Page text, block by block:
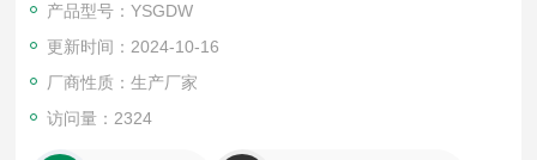
产品型号：YSGDW
更新时间：2024-10-16
厂商性质：生产厂家
访问量：2324